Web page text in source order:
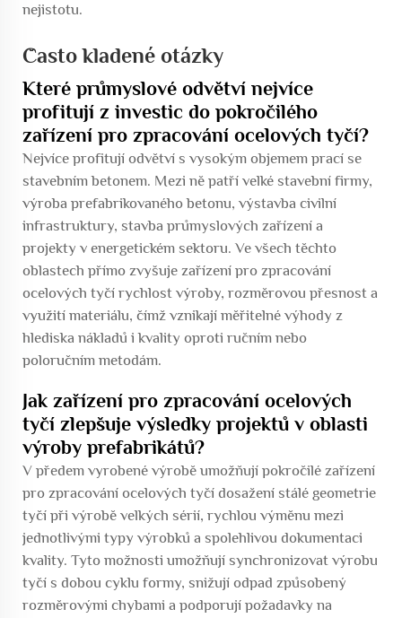
nejistotu.
Často kladené otázky
Které průmyslové odvětví nejvíce
profitují z investic do pokročilého
zařízení pro zpracování ocelových tyčí?
Nejvíce profitují odvětví s vysokým objemem prací se
stavebním betonem. Mezi ně patří velké stavební firmy,
výroba prefabrikovaného betonu, výstavba civilní
infrastruktury, stavba průmyslových zařízení a
projekty v energetickém sektoru. Ve všech těchto
oblastech přímo zvyšuje zařízení pro zpracování
ocelových tyčí rychlost výroby, rozměrovou přesnost a
využití materiálu, čímž vznikají měřitelné výhody z
hlediska nákladů i kvality oproti ručním nebo
poloručním metodám.
Jak zařízení pro zpracování ocelových
tyčí zlepšuje výsledky projektů v oblasti
výroby prefabrikátů?
V předem vyrobené výrobě umožňují pokročilé zařízení
pro zpracování ocelových tyčí dosažení stálé geometrie
tyčí při výrobě velkých sérií, rychlou výměnu mezi
jednotlivými typy výrobků a spolehlivou dokumentaci
kvality. Tyto možnosti umožňují synchronizovat výrobu
tyčí s dobou cyklu formy, snižují odpad způsobený
rozměrovými chybami a podporují požadavky na